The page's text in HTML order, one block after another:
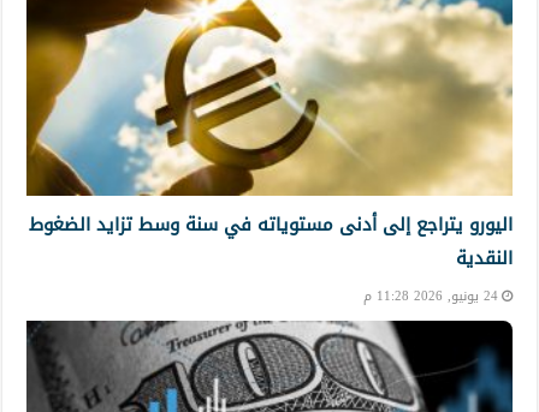
اليورو يتراجع إلى أدنى مستوياته في سنة وسط تزايد الضغوط
النقدية
24 يونيو, 2026 11:28 م